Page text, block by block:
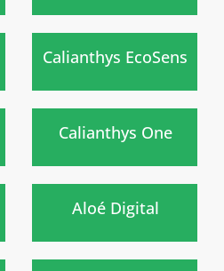
Calianthys EcoSens
Calianthys One
Aloé Digital